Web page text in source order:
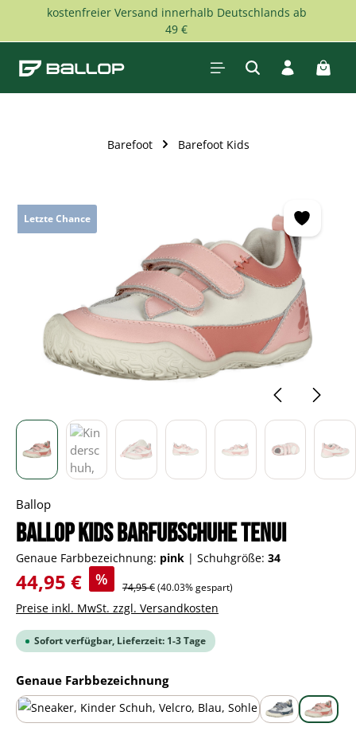
Zum Hauptinhalt springen
kostenfreier Versand innerhalb Deutschlands ab
49 €
Barefoot Barefoot Kids
Letzte Chance
Ballop
BALLOP Kids Barfußschuhe Tenui
Genaue Farbbezeichnung: pink | Schuhgröße: 34
Verkaufspreis:
44,95 € % Regulärer Preis:
74,95 €(40.03% gespart)
Preise inkl. MwSt. zzgl. Versandkosten
Sofort verfügbar, Lieferzeit: 1-3 Tage
Genaue Farbbezeichnungauswählen
blue grey pink